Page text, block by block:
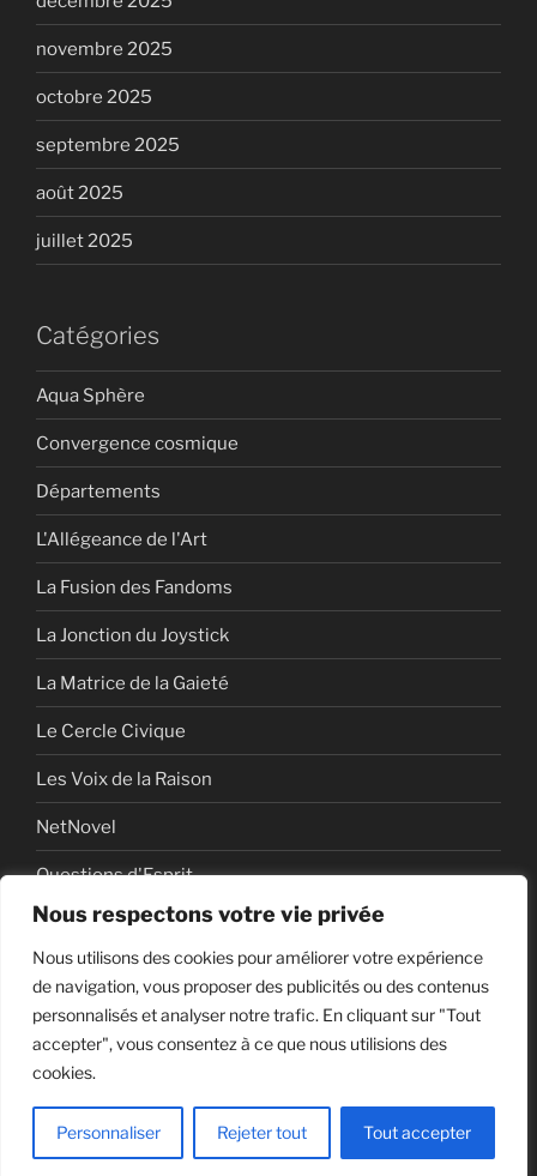
Nous respectons votre vie privée
Nous utilisons des cookies pour améliorer votre expérience
de navigation, vous proposer des publicités ou des contenus
personnalisés et analyser notre trafic. En cliquant sur "Tout
accepter", vous consentez à ce que nous utilisions des
cookies.
Personnaliser Rejeter tout Tout accepter
novembre 2025
octobre 2025
septembre 2025
août 2025
juillet 2025
Catégories
Aqua Sphère
Convergence cosmique
Départements
L'Allégeance de l'Art
La Fusion des Fandoms
La Jonction du Joystick
La Matrice de la Gaieté
Le Cercle Civique
Les Voix de la Raison
NetNovel
Questions d'Esprit
Série
Série vidéo
WordPress